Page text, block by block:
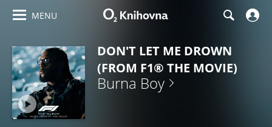
MENU
DON'T LET ME DROWN
(FROM F1® THE MOVIE)
Burna Boy